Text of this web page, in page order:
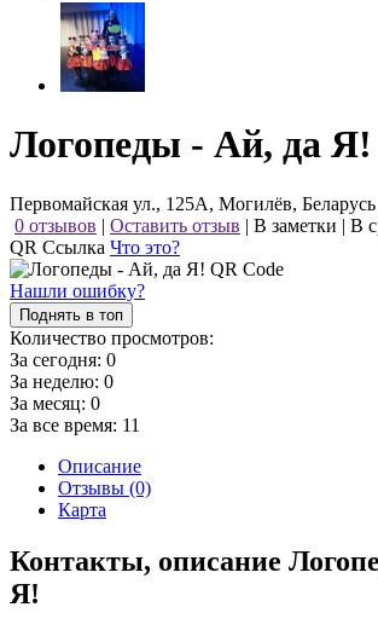
Логопеды - Ай, да Я!
Первомайская ул., 125А, Могилёв, Беларусь
0 отзывов | Оставить отзыв | В заметки | В
QR Ссылка Что это?
Нашли ошибку?
Поднять в топ
Количество просмотров:
За сегодня: 0
За неделю: 0
За месяц: 0
За все время: 11
Описание
Отзывы (0)
Карта
Контакты, описание
Я!